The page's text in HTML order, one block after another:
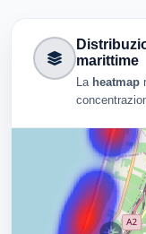
marittime
La heatmap